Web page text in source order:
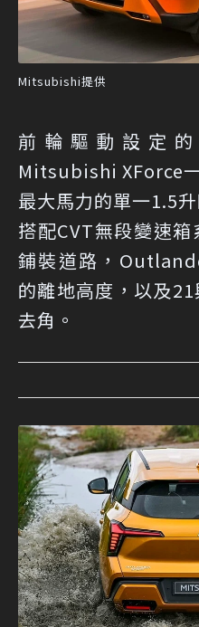
Mitsubishi提供
前輪驅動設定的
Mitsubishi XForce
最大馬力的單一1.5
搭配CVT無段變速
鋪裝道路，
的離地高度，以及
去角。